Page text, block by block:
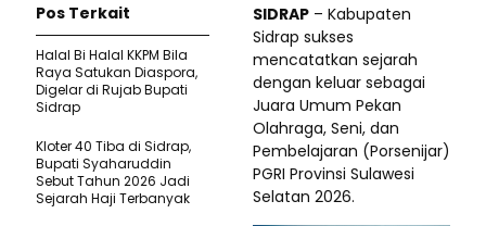
SIDRAP – Kabupaten
Sidrap sukses
mencatatkan sejarah
dengan keluar sebagai
Juara Umum Pekan
Olahraga, Seni, dan
Pembelajaran (Porsenijar)
PGRI Provinsi Sulawesi
Selatan 2026.
Pos Terkait
Halal Bi Halal KKPM Bila
Raya Satukan Diaspora,
Digelar di Rujab Bupati
Sidrap
Kloter 40 Tiba di Sidrap,
Bupati Syaharuddin
Sebut Tahun 2026 Jadi
Sejarah Haji Terbanyak